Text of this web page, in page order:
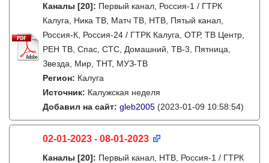
Каналы [20]: Первый канал, Россия-1 / ГТРК
Калуга, Ника ТВ, Матч ТВ, НТВ, Пятый канал,
Россия-К, Россия-24 / ГТРК Калуга, ОТР, ТВ Центр,
РЕН ТВ, Спас, СТС, Домашний, ТВ-3, Пятница,
Звезда, Мир, ТНТ, МУЗ-ТВ
Регион: Калуга
Источник: Калужская неделя
Добавил на сайт: gleb2005 (2023-01-09 10:58:54)
02-01-2023 - 08-01-2023
Каналы [20]: Первый канал, НТВ, Россия-1 / ГТРК